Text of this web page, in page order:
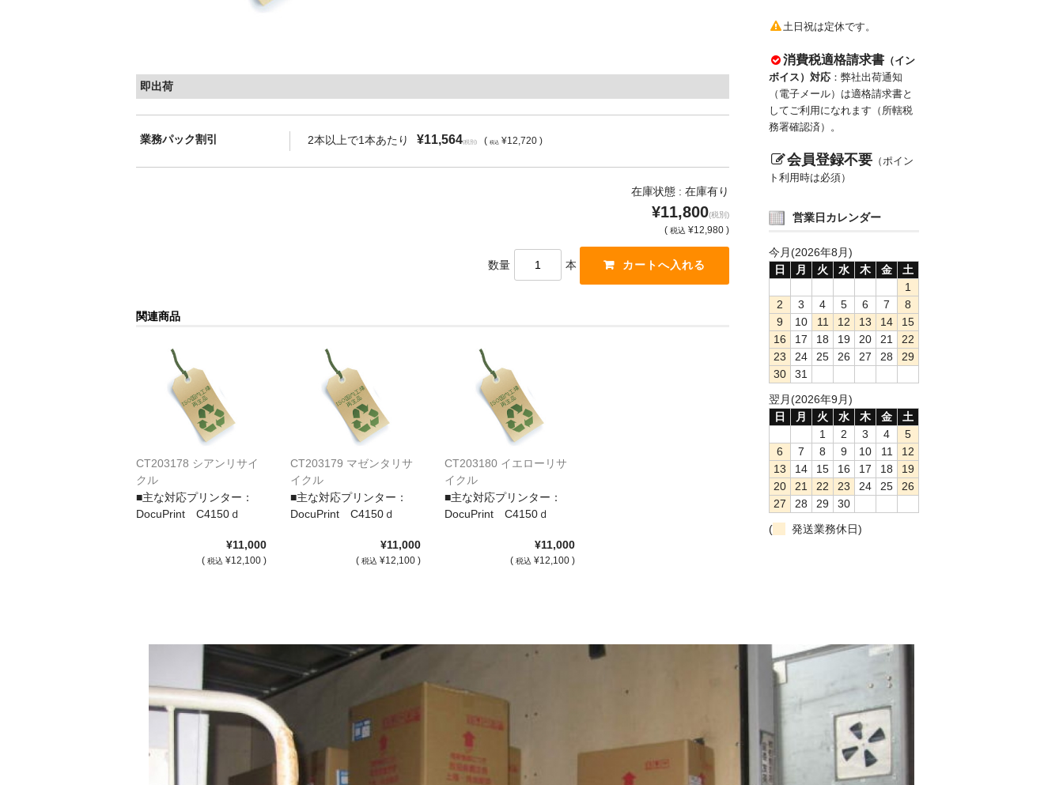
即出荷
業務パック割引 2本以上で1本あたり ¥11,564(税別) ( 税込 ¥12,720 )
在庫状態 : 在庫有り
¥11,800(税別)
( 税込 ¥12,980 )
数量 本
関連商品
CT203178 シアンリサイ
クル
■主な対応プリンター：
DocuPrint C4150ｄ
¥11,000
( 税込 ¥12,100 )
CT203179 マゼンタリサ
イクル
■主な対応プリンター：
DocuPrint C4150ｄ
¥11,000
( 税込 ¥12,100 )
CT203180 イエローリサ
イクル
■主な対応プリンター：
DocuPrint C4150ｄ
¥11,000
( 税込 ¥12,100 )
土日祝は定休です。
消費税適格請求書 （イン
ボイス）対応 ：弊社出荷通知
（電子メール）は適格請求書と
してご利用になれます（所轄税
務署確認済）。
会員登録不要 （ポイン
ト利用時は必須）
営業日カレンダー
今月(2026年8月)
日
月 火 水 木 金
土
1
2
3 4 5 6 7
8
9
10 11 12 13 14
15
16
17 18 19 20 21
22
23
24 25 26 27 28
29
30
31
翌月(2026年9月)
日
月 火 水 木 金
土
1
2 3 4
5
6
7 8 9 10 11
12
13
14 15 16 17 18
19
20
21 22 23 24 25
26
27
28 29
30
(
発送業務休日)